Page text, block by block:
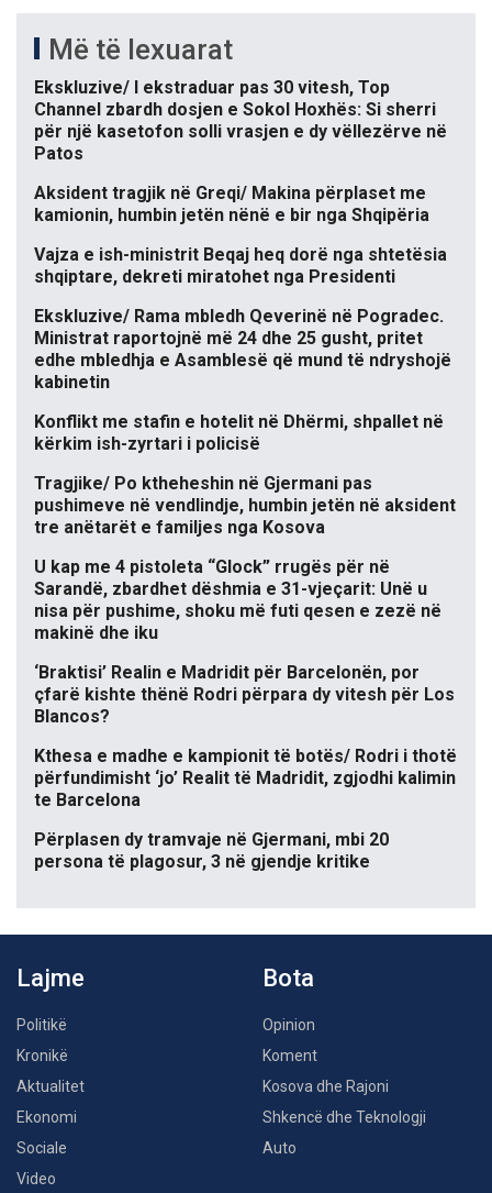
Më të lexuarat
Ekskluzive/ I ekstraduar pas 30 vitesh, Top
Channel zbardh dosjen e Sokol Hoxhës: Si sherri
për një kasetofon solli vrasjen e dy vëllezërve në
Patos
Aksident tragjik në Greqi/ Makina përplaset me
kamionin, humbin jetën nënë e bir nga Shqipëria
Vajza e ish-ministrit Beqaj heq dorë nga shtetësia
shqiptare, dekreti miratohet nga Presidenti
Ekskluzive/ Rama mbledh Qeverinë në Pogradec.
Ministrat raportojnë më 24 dhe 25 gusht, pritet
edhe mbledhja e Asamblesë që mund të ndryshojë
kabinetin
Konflikt me stafin e hotelit në Dhërmi, shpallet në
kërkim ish-zyrtari i policisë
Tragjike/ Po ktheheshin në Gjermani pas
pushimeve në vendlindje, humbin jetën në aksident
tre anëtarët e familjes nga Kosova
U kap me 4 pistoleta “Glock” rrugës për në
Sarandë, zbardhet dëshmia e 31-vjeçarit: Unë u
nisa për pushime, shoku më futi qesen e zezë në
makinë dhe iku
‘Braktisi’ Realin e Madridit për Barcelonën, por
çfarë kishte thënë Rodri përpara dy vitesh për Los
Blancos?
Kthesa e madhe e kampionit të botës/ Rodri i thotë
përfundimisht ‘jo’ Realit të Madridit, zgjodhi kalimin
te Barcelona
Përplasen dy tramvaje në Gjermani, mbi 20
persona të plagosur, 3 në gjendje kritike
Lajme
Politikë
Kronikë
Aktualitet
Ekonomi
Sociale
Video
Bota
Opinion
Koment
Kosova dhe Rajoni
Shkencë dhe Teknologji
Auto